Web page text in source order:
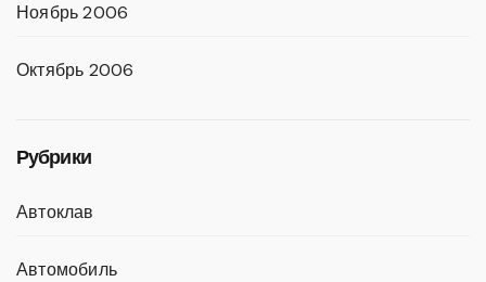
Ноябрь 2006
Октябрь 2006
Рубрики
Автоклав
Автомобиль